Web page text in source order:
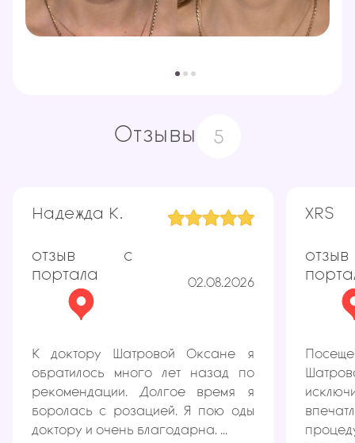
Отзывы 5
отзыв с
портала
Надежда К.
02.08.2026
К доктору Шатровой Оксане я
обратилось много лет назад по
рекомендации. Долгое время я
боролась с розацией. Я пою оды
доктору и очень благодарна. ...
XRS